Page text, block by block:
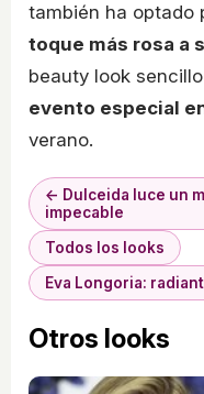
también ha optado
toque más rosa a
beauty look
evento especial
verano.
← Dulceida luce un
impecable
Todos los looks
Eva Longoria:
Otros looks